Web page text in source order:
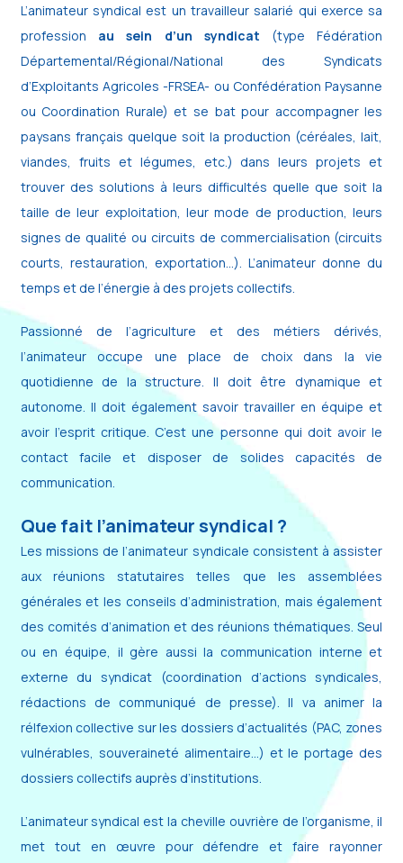
L’animateur syndical est un travailleur salarié qui exerce sa
profession au sein d’un syndicat (type Fédération
Départemental/Régional/National des Syndicats
d’Exploitants Agricoles -FRSEA- ou Confédération Paysanne
ou Coordination Rurale) et se bat pour accompagner les
paysans français quelque soit la production (céréales, lait,
viandes, fruits et légumes, etc.) dans leurs projets et
trouver des solutions à leurs difficultés quelle que soit la
taille de leur exploitation, leur mode de production, leurs
signes de qualité ou circuits de commercialisation (circuits
courts, restauration, exportation…). L’animateur donne du
temps et de l’énergie à des projets collectifs.
Passionné de l’agriculture et des métiers dérivés,
l’animateur occupe une place de choix dans la vie
quotidienne de la structure. Il doit être dynamique et
autonome. Il doit également savoir travailler en équipe et
avoir l’esprit critique. C’est une personne qui doit avoir le
contact facile et disposer de solides capacités de
communication.
Que fait l’animateur syndical ?
Les missions de l’animateur syndicale consistent à assister
aux réunions statutaires telles que les assemblées
générales et les conseils d’administration, mais également
des comités d’animation et des réunions thématiques. Seul
ou en équipe, il gère aussi la communication interne et
externe du syndicat (coordination d’actions syndicales,
rédactions de communiqué de presse). Il va animer la
rélfexion collective sur les dossiers d’actualités (PAC, zones
vulnérables, souveraineté alimentaire…) et le portage des
dossiers collectifs auprès d’institutions.
L’animateur syndical est la cheville ouvrière de l’organisme, il
met tout en œuvre pour défendre et faire rayonner